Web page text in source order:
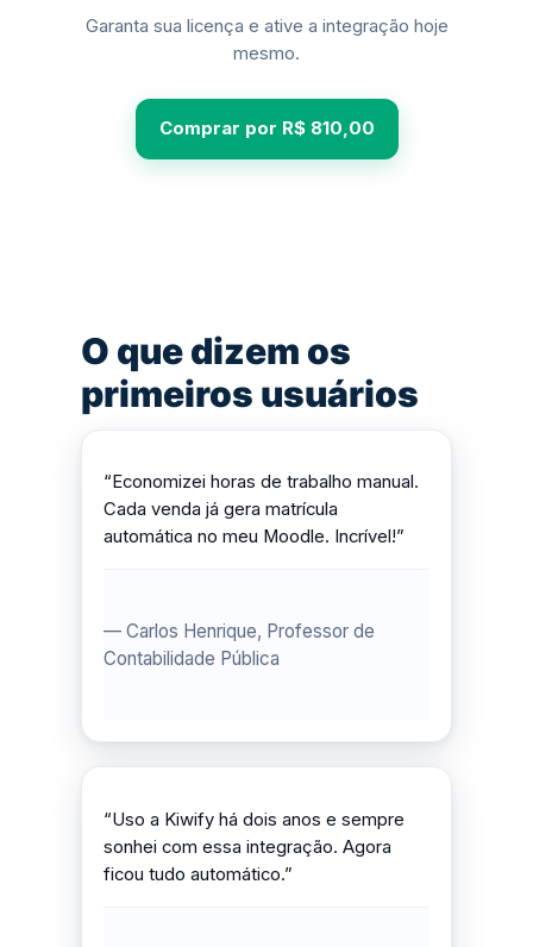
Garanta sua licença e ative a integração hoje
mesmo.
Comprar por R$ 810,00
O que dizem os
primeiros usuários
“Economizei horas de trabalho manual.
Cada venda já gera matrícula
automática no meu Moodle. Incrível!”
— Carlos Henrique, Professor de
Contabilidade Pública
“Uso a Kiwify há dois anos e sempre
sonhei com essa integração. Agora
ficou tudo automático.”